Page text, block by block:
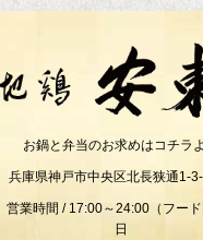
お鍋と弁当のお求めはコチラ
庫県神戸市中央区北長狭通1-
業時間 / 17:00～24:00（フー
日